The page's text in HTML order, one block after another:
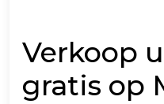
Verkoop
gratis op